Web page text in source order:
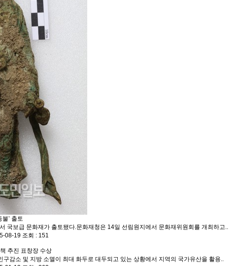
불’ 출토
국보급 문화재가 출토됐다.문화재청은 14일 선림원지에서 문화재위원회를 개최하고..
08-19 조회 : 151
추진 표창장 수상
감소 및 지방 소멸이 최대 화두로 대두되고 있는 상황에서 지역의 국가유산을 활용..